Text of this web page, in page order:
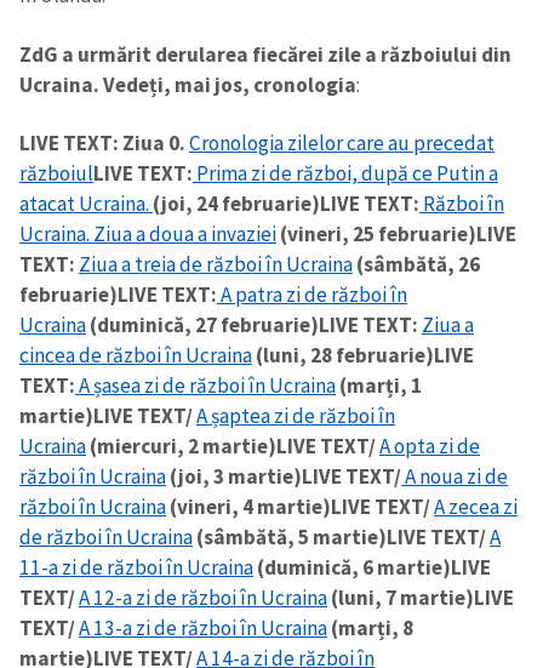
ZdG a urmărit derularea fiecărei zile a războiului din
Ucraina. Vedeți, mai jos, cronologia:
LIVE TEXT: Ziua 0.Cronologia zilelor care au precedat
războiulLIVE TEXT: Prima zi de război, după ce Putin a
atacat Ucraina. (joi, 24 februarie)LIVE TEXT: Război în
Ucraina. Ziua a doua a invaziei(vineri, 25 februarie)LIVE
TEXT: Ziua a treia de război în Ucraina(sâmbătă, 26
februarie)LIVE TEXT:A patra zi de război în
Ucraina(duminică, 27 februarie)LIVE TEXT: Ziua a
cincea de război în Ucraina(luni, 28 februarie)LIVE
TEXT:A șasea zi de război în Ucraina(marți, 1
martie)LIVE TEXT/A șaptea zi de război în
Ucraina(miercuri, 2 martie)LIVE TEXT/A opta zi de
război în Ucraina(joi, 3 martie)LIVE TEXT/A noua zi de
război în Ucraina(vineri, 4 martie)LIVE TEXT/A zecea zi
de război în Ucraina(sâmbătă, 5 martie)LIVE TEXT/A
11-a zi de război în Ucraina(duminică, 6 martie)LIVE
TEXT/A 12-a zi de război în Ucraina(luni, 7 martie)LIVE
TEXT/A 13-a zi de război în Ucraina(marți, 8
martie)LIVE TEXT/A 14-a zi de război în